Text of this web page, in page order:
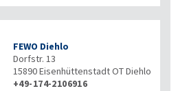
FEWO Diehlo
Dorfstr. 13
15890Eisenhüttenstadt OT Diehlo
+49-174-2106916